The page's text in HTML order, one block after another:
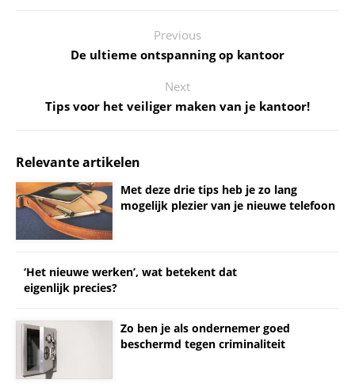
Previous
De ultieme ontspanning op kantoor
Next
Tips voor het veiliger maken van je kantoor!
Relevante artikelen
Met deze drie tips heb je zo lang
mogelijk plezier van je nieuwe telefoon
‘Het nieuwe werken’, wat betekent dat
eigenlijk precies?
Zo ben je als ondernemer goed
beschermd tegen criminaliteit